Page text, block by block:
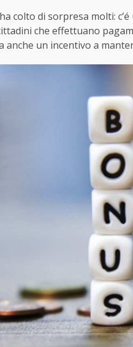
colto di sorpresa molti:
che effettuano
anche un incentivo a